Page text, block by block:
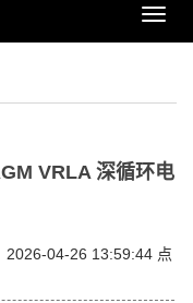
导
VRLA 深循环电
2026-04-26 13:59:44 点